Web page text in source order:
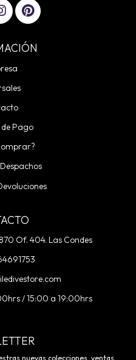
Pago
Of. 404. Las Condes
/ 15:00 a 19:00hrs
nuevas colecciones, ventas